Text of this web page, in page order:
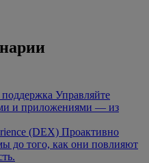
Управляйте
и приложениями — из
(DEX) Проактивно
до того, как они повлияют